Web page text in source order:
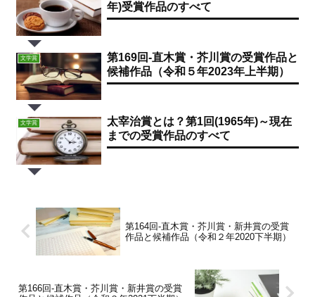
年)受賞作品のすべて
文学賞
第169回-直木賞・芥川賞の受賞作品と
候補作品（令和５年2023年上半期）
文学賞
太宰治賞とは？第1回(1965年)～現在
までの受賞作品のすべて
第164回-直木賞・芥川賞・新井賞の受賞
作品と候補作品（令和２年2020下半期）
第166回-直木賞・芥川賞・新井賞の受賞